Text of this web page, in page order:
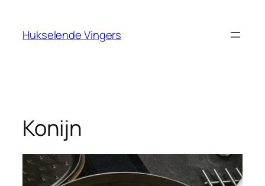
Hukselende Vingers
Konijn